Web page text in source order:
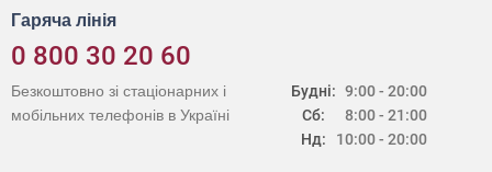
Гаряча лінія
0 800 30 20 60
Будні:
Сб:
Нд:
9:00 - 20:00
8:00 - 21:00
10:00 - 20:00
Безкоштовно зі стаціонарних і
мобільних телефонів в Україні